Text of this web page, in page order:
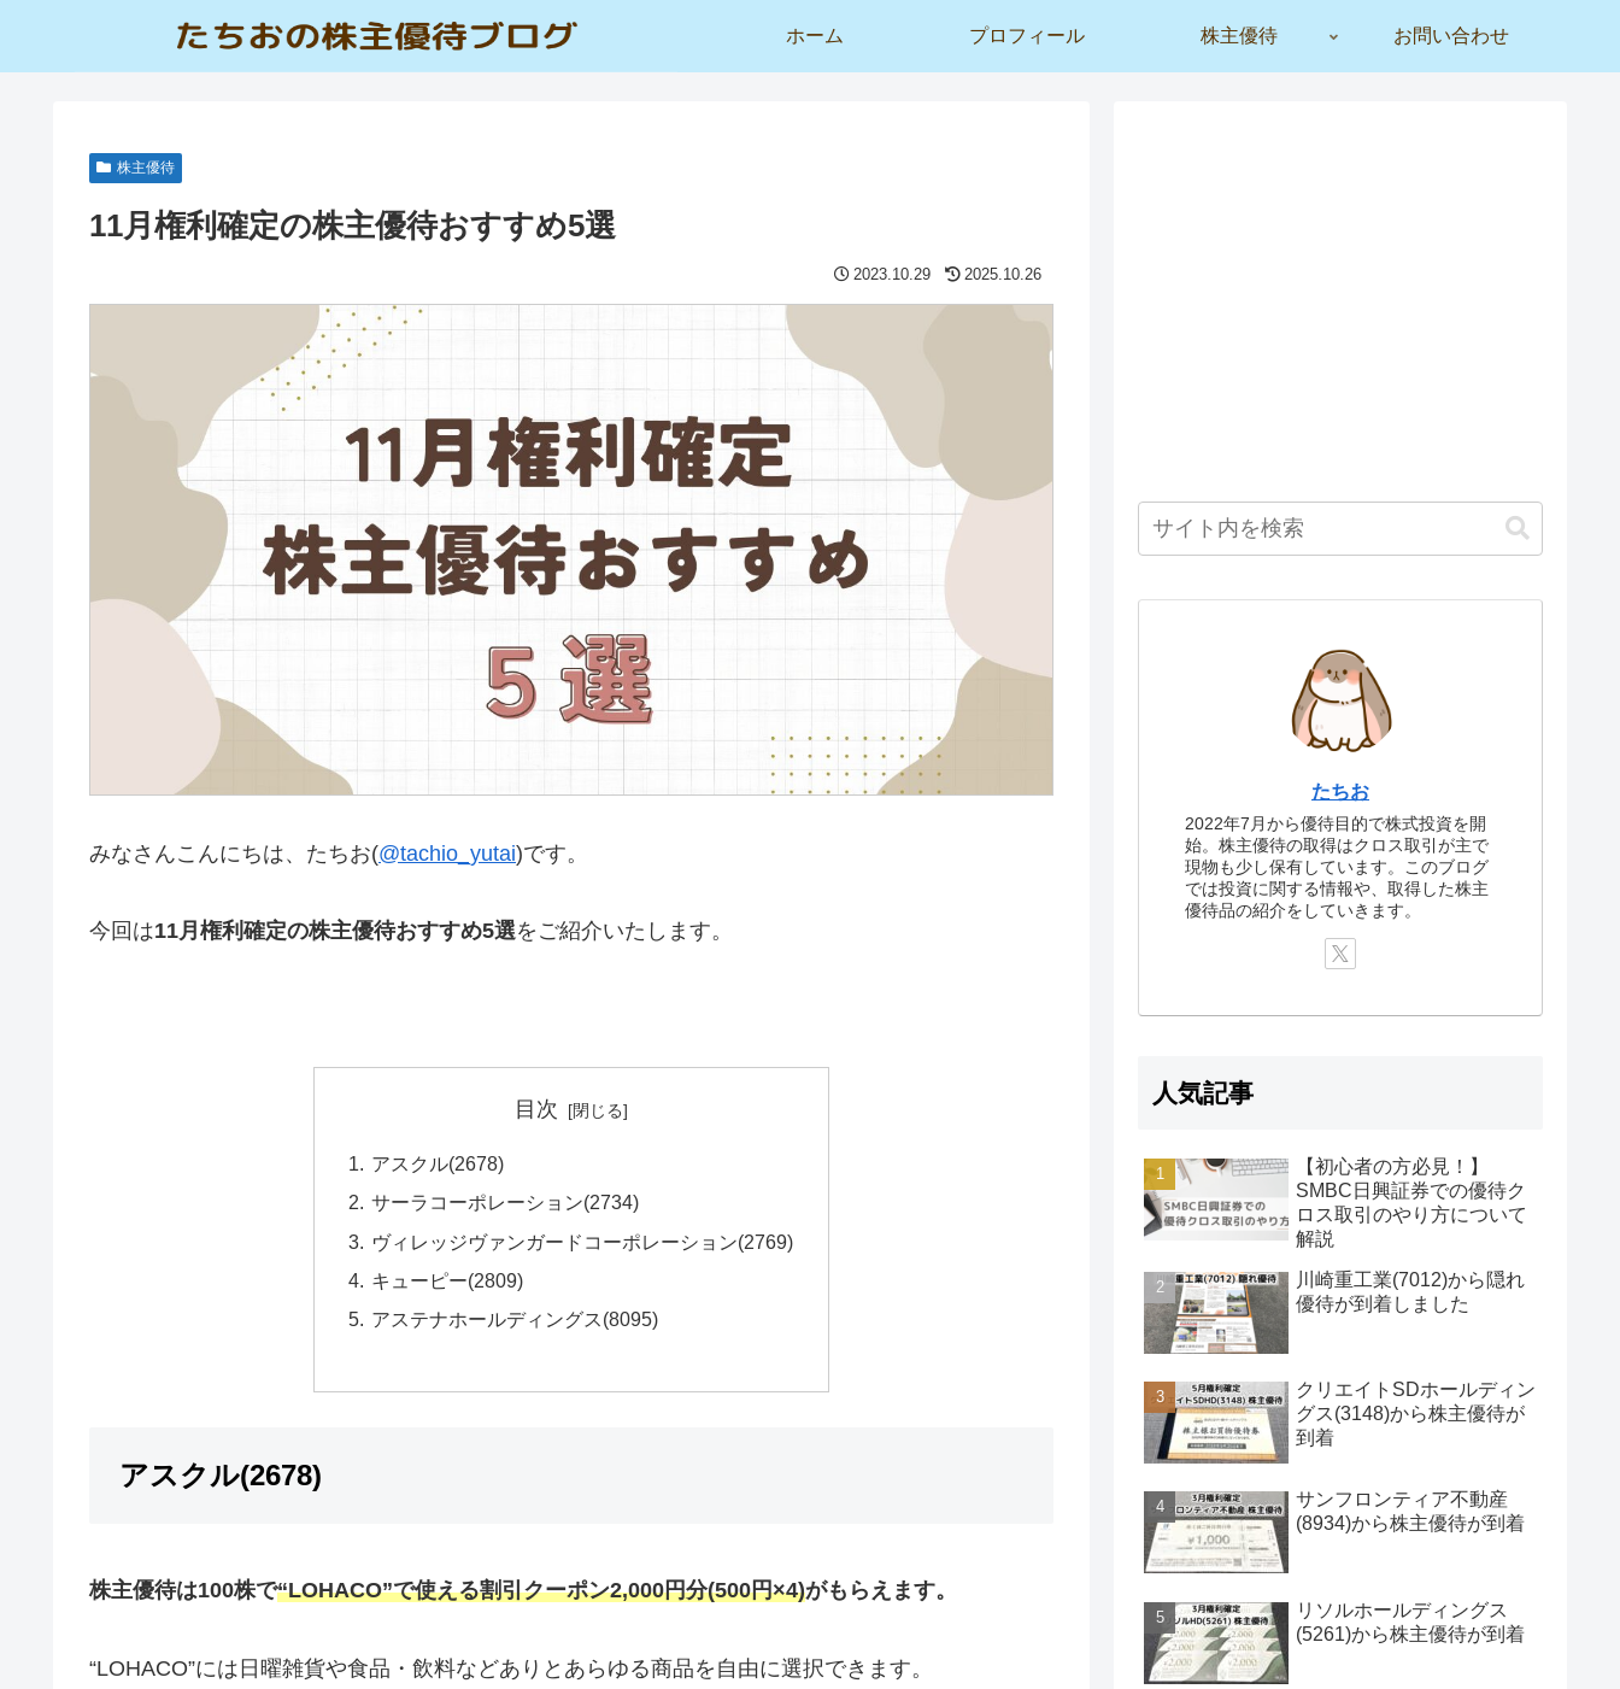
ホーム プロフィール 株主優待 お問い合わせ
株主優待
11月権利確定の株主優待おすすめ5選
2023.10.29 2025.10.26
みなさんこんにちは、たちお(@tachio_yutai)です。
今回は11月権利確定の株主優待おすすめ5選をご紹介いたします。
目次
アスクル(2678)
サーラコーポレーション(2734)
ヴィレッジヴァンガードコーポレーション(2769)
キューピー(2809)
アステナホールディングス(8095)
アスクル(2678)
株主優待は100株で“LOHACO”で使える割引クーポン2,000円分(500円×4)がもらえます。
“LOHACO”には日曜雑貨や食品・飲料などありとあらゆる商品を自由に選択できます。
たちお
2022年7月から優待目的で株式投資を開
始。株主優待の取得はクロス取引が主で
現物も少し保有しています。このブログ
では投資に関する情報や、取得した株主
優待品の紹介をしていきます。
人気記事
【初心者の方必見！】
SMBC日興証券での優待ク
ロス取引のやり方について
解説
川崎重工業(7012)から隠れ
優待が到着しました
クリエイトSDホールディン
グス(3148)から株主優待が
到着
サンフロンティア不動産
(8934)から株主優待が到着
リソルホールディングス
(5261)から株主優待が到着